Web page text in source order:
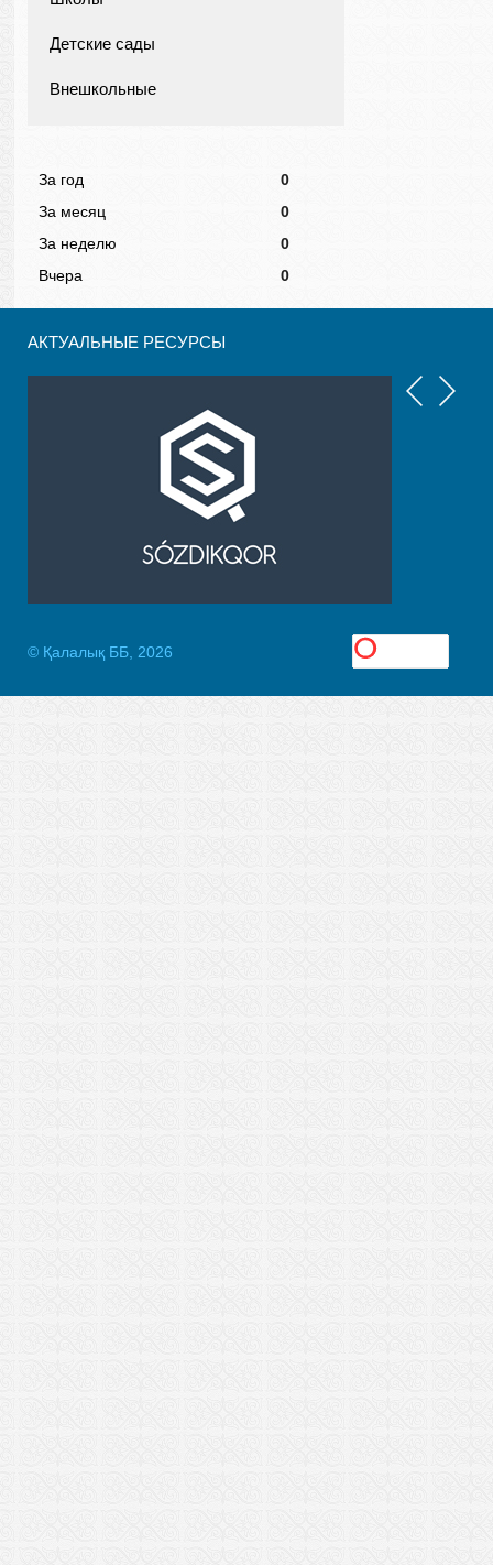
Детские сады
Внешкольные
За год
0
За месяц
0
За неделю
0
Вчера
0
АКТУАЛЬНЫЕ РЕСУРСЫ
© Қалалық ББ, 2026